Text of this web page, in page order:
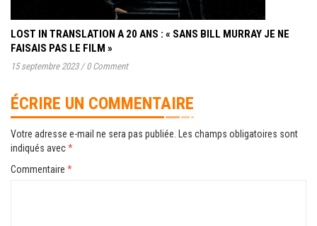
LOST IN TRANSLATION A 20 ANS : « SANS BILL MURRAY JE NE
FAISAIS PAS LE FILM »
15 septembre 2023 / 0 Comment
ÉCRIRE UN COMMENTAIRE
Votre adresse e-mail ne sera pas publiée.
Les champs obligatoires sont
indiqués avec*
Commentaire *